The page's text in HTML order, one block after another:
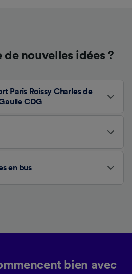
de nouvelles idées ?
Paris Roissy Charles de
CDG
en bus
bien avec